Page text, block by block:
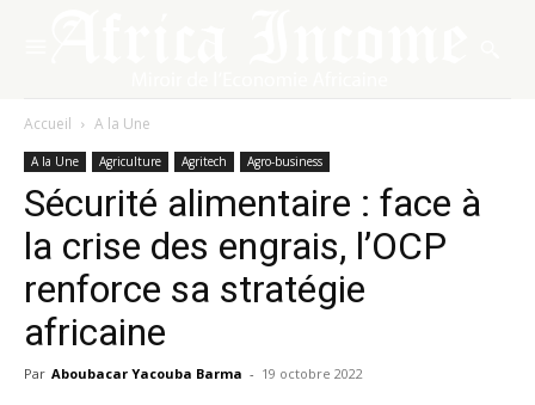
Accueil A la Une
A la Une Agriculture Agritech Agro-business
Sécurité alimentaire : face à
la crise des engrais, l’OCP
renforce sa stratégie
africaine
Par Aboubacar Yacouba Barma - 19 octobre 2022